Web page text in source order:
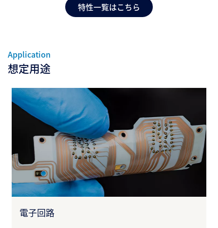
特性一覧はこちら
Application
想定用途
電子回路